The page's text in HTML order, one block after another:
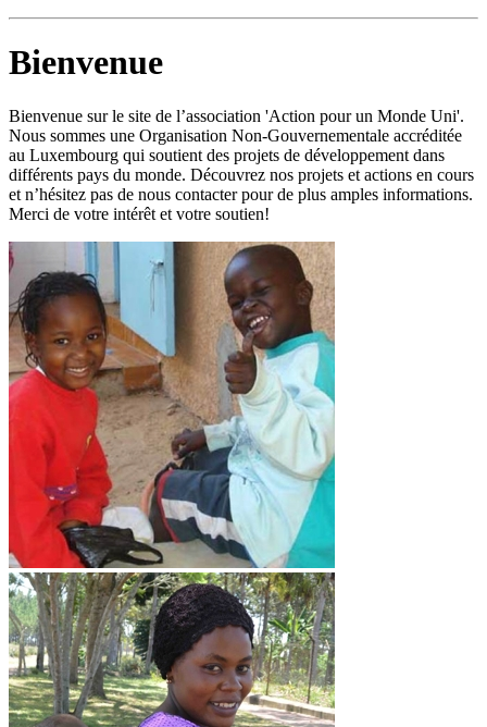
Bienvenue
Bienvenue sur le site de l’association 'Action pour un Monde Uni'.
Nous sommes une Organisation Non-Gouvernementale accréditée
au Luxembourg qui soutient des projets de développement dans
différents pays du monde. Découvrez nos projets et actions en cours
et n’hésitez pas de nous contacter pour de plus amples informations.
Merci de votre intérêt et votre soutien!